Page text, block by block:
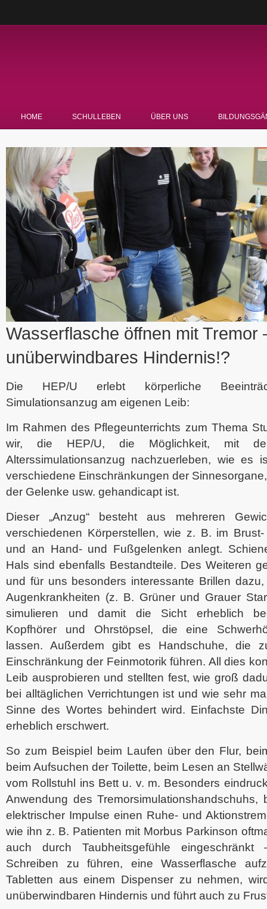
HOME SCHULLEBEN ÜBER UNS
Wasserflasche öffnen mit Tremor
unüberwindbares Hindernis!?
Die HEP/U erlebt körperliche
Simulationsanzug am eigenen Leib:
Im Rahmen des Pflegeunterrichts zum Thema
wir, die HEP/U, die Möglichkeit, mit
Alterssimulationsanzug nachzuerleben, wie es
verschiedene Einschränkungen der
der Gelenke usw. gehandicapt ist.
Dieser „Anzug“ besteht aus mehreren
verschiedenen Körperstellen, wie z. B. im
und an Hand- und Fußgelenken anlegt.
Hals sind ebenfalls Bestandteile. Des Weiteren
und für uns besonders interessante Brillen
Augenkrankheiten (z. B. Grüner und Grauer
simulieren und damit die Sicht erheblich
Kopfhörer und Ohrstöpsel, die eine
lassen. Außerdem gibt es Handschuhe, die
Einschränkung der Feinmotorik führen. All dies
Leib ausprobieren und stellten fest, wie groß
bei alltäglichen Verrichtungen ist und wie sehr
Sinne des Wortes behindert wird. Einfachste
erheblich erschwert.
So zum Beispiel beim Laufen über den Flur,
beim Aufsuchen der Toilette, beim Lesen an
vom Rollstuhl ins Bett u. v. m. Besonders
Anwendung des Tremorsimulationshandschuhs,
elektrischer Impulse einen Ruhe- und
wie ihn z. B. Patienten mit Morbus Parkinson
auch durch Taubheitsgefühle
Schreiben zu führen, eine Wasserflasche
Tabletten aus einem Dispenser zu nehmen,
unüberwindbaren Hindernis und führt auch zu